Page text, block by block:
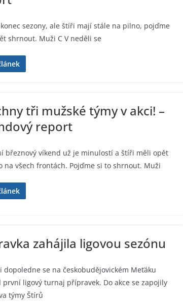
sezony, ale štíři mají stále na pilno, pojďme
shrnout. Muži C V neděli se
tři mužské týmy v akci! –
report
březnový víkend už je minulostí a štíři měli opět
na všech frontách. Pojďme si to shrnout. Muži
zahájila ligovou sezónu
dopoledne se na českobudějovickém Meťáku
první ligový turnaj přípravek. Do akce se zapojily
týmy Štírů